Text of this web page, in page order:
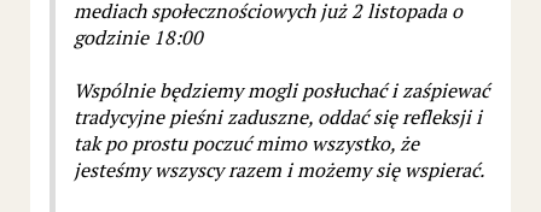
mediach społecznościowych już 2 listopada o
godzinie 18:00
Wspólnie będziemy mogli posłuchać i zaśpiewać
tradycyjne pieśni zaduszne, oddać się refleksji i
tak po prostu poczuć mimo wszystko, że
jesteśmy wszyscy razem i możemy się wspierać.